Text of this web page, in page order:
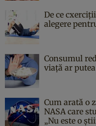
De ce
alegere
Consumul
viață ar
Cum arată o
NASA care
„Nu este o